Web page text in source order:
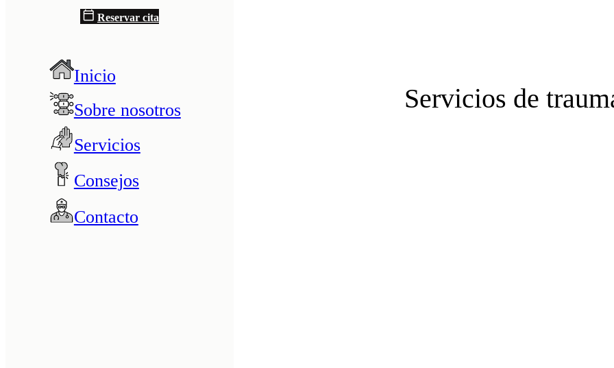
Reservar cita
Inicio
Sobre nosotros
Servicios
Consejos
Contacto
Servicios de